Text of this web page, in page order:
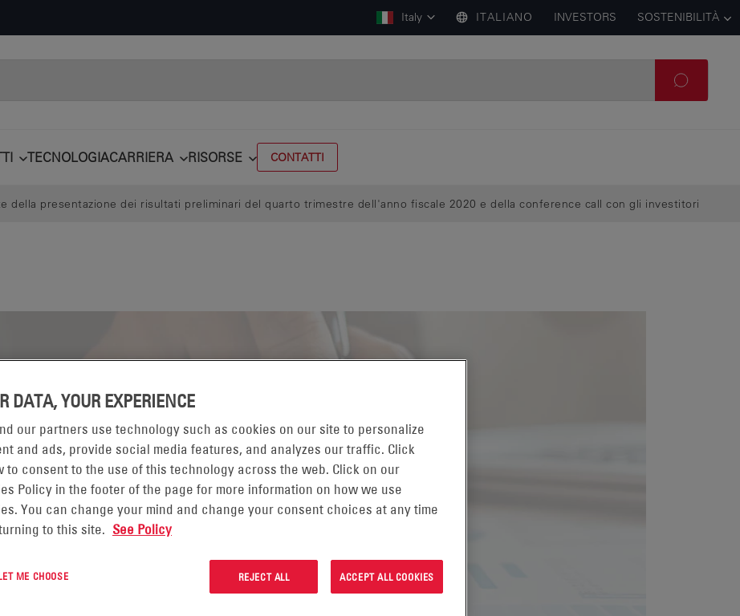
Italy ITALIANO INVESTORS SOSTENIBILITÀ
TECNOLOGIACARRIERA RISORSE CONTATTI
della presentazione dei risultati preliminari del quarto trimestre dell'anno fiscale 2020 e della conference call con gli investitori
DATA, YOUR EXPERIENCE
our partners use technology such as cookies on our site to personalize
and ads, provide social media features, and analyzes our traffic. Click
to consent to the use of this technology across the web. Click on our
Policy in the footer of the page for more information on how we use
You can change your mind and change your consent choices at any time
to this site. See Policy
ME CHOOSE REJECT ALL ACCEPT ALL COOKIES